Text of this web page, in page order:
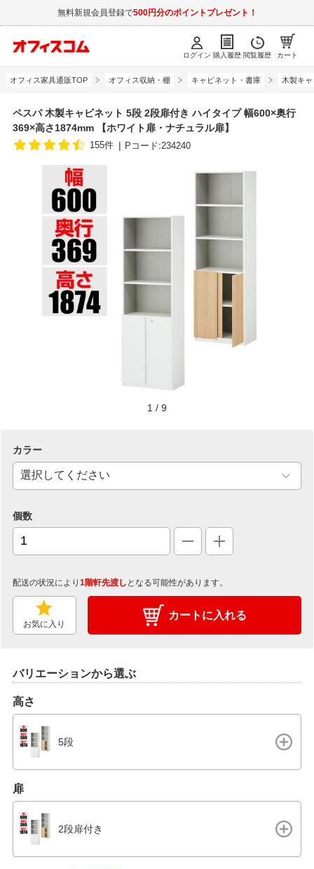
無料新規会員登録で500円分のポイントプレゼント！
ログイン 購入履歴 閲覧履歴 カート
オフィス家具通販TOP オフィス収納・棚 キャビネット・書庫 木製キ
ペスパ 木製キャビネット 5段 2段扉付き ハイタイプ 幅600×奥行
369×高さ1874mm 【ホワイト扉・ナチュラル扉】
155件 Pコード:234240
1 / 9
カラー
個数
配送の状況により 1階軒先渡し となる可能性があります。
お気に入り
カートに入れる
バリエーションから選ぶ
高さ
5段
扉
2段扉付き